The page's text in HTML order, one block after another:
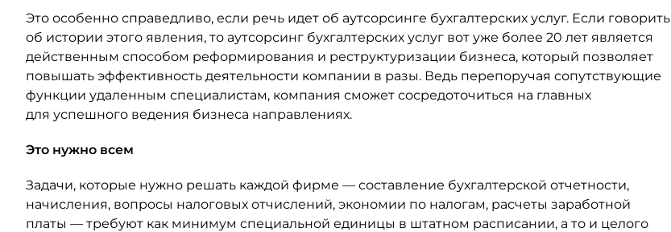
Это особенно справедливо, если речь идет об аутсорсинге бухгалтерских услуг. Если говорить
об истории этого явления, то аутсорсинг бухгалтерских услуг вот уже более 20 лет является
действенным способом реформирования и реструктуризации бизнеса, который позволяет
повышать эффективность деятельности компании в разы. Ведь перепоручая сопутствующие
функции удаленным специалистам, компания сможет сосредоточиться на главных
для успешного ведения бизнеса направлениях.
Это нужно всем
Задачи, которые нужно решать каждой фирме — составление бухгалтерской отчетности,
начисления, вопросы налоговых отчислений, экономии по налогам, расчеты заработной
платы — требуют как минимум специальной единицы в штатном расписании, а то и целого